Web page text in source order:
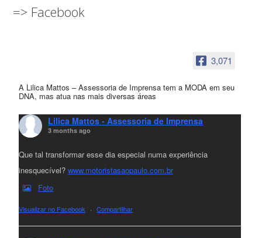
=> Facebook
3,071
A Lilica Mattos – Assessoria de Imprensa tem a MODA em seu
DNA, mas atua nas mais diversas áreas
Lilica Mattos - Assessoria de Imprensa
3 months ago
Que tal transformar esse dia especial numa experiência
inesquecível?www.motoristasaopaulo.com.br
Foto
Visualizar no Facebook · Compartilhar